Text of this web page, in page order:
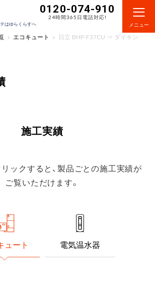
はゆらくらすへ
0120-074-910
24時間365日電話対応!
メニュー
エコキュート 日立 BHP-F37CU ⇒ ダイキン
施工実績
ックすると、製品ごとの施工実績が
ご覧いただけます。
ュート 電気温水器